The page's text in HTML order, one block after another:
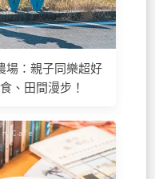
場：親子同樂超好
、田間漫步！